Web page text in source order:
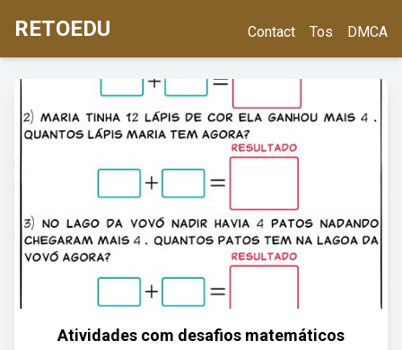
RETOEDU Contact Tos DMCA
Atividades com desafios matemáticos